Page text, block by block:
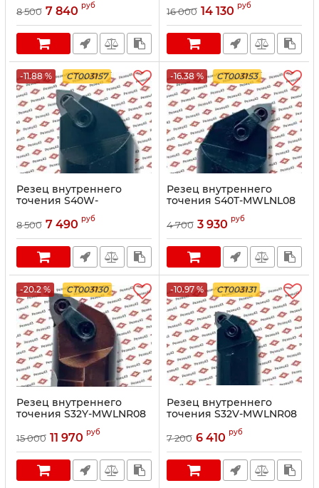
8 500 7 840 руб 16 000 14 130 руб
-11.88 % CT003157
Резец внутреннего
точения S40W-
8 500 7 490 руб
-16.38 % CT003153
Резец внутреннего
точения S40T-MWLNL08
4 700 3 930 руб
-20.2 % CT003130
Резец внутреннего
точения S32Y-MWLNR08
15 000 11 970 руб
-10.97 % CT003131
Резец внутреннего
точения S32V-MWLNR08
7 200 6 410 руб